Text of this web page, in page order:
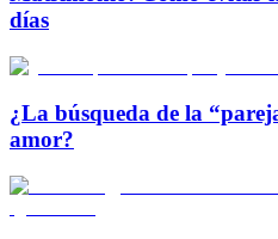
días
¿La búsqueda de la
amor?